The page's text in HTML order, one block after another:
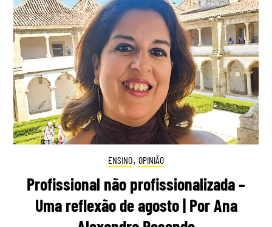
ENSINO, OPINIÃO
Profissional não profissionalizada –
Uma reflexão de agosto | Por Ana